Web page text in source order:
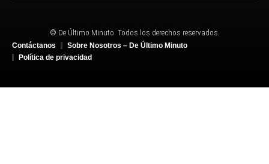
© De Último Minuto. Todos los derechos reservados.
Contáctanos
Sobre Nosotros – De Último Minuto
Política de privacidad